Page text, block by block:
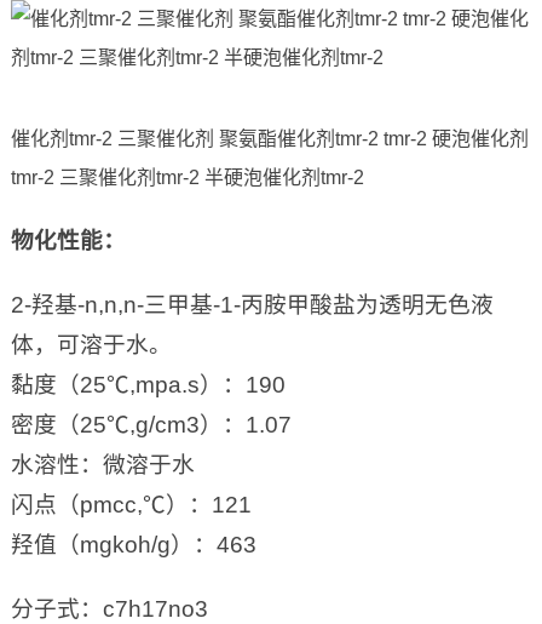
催化剂tmr-2 三聚催化剂 聚氨酯催化剂tmr-2 tmr-2 硬泡催化剂
tmr-2 三聚催化剂tmr-2 半硬泡催化剂tmr-2
物化性能：
2-羟基-n,n,n-三甲基-1-丙胺甲酸盐为透明无色液
体，可溶于水。
黏度（25℃,mpa.s）：190
密度（25℃,g/cm3）：1.07
水溶性：微溶于水
闪点（pmcc,℃）：121
羟值（mgkoh/g）：463
分子式：c7h17no3